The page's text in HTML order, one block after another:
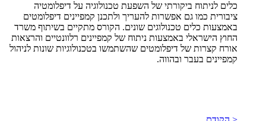
כלים לניתוח ביקורתי של השפעת טכנולוגיה על דיפלומטיה
ציבורית כמו גם אפשרות להעריך ולתכנן קמפיינים דיפלומטים
באמצעות כלים טכנולוגים שונים. הקורס מתקיים בשיתוף משרד
החוץ הישראלי באמצעות ניתוח של קמפיינים רלוונטיים והרצאות
אורח קצרות של דיפלומטים שהשתמשו בטכנולוגיות שונות לניהול
קמפיינים בעבר ובהווה.